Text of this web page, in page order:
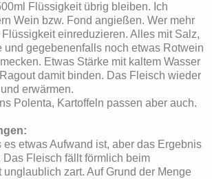
Flüssigkeit übrig bleiben. Ich
Wein bzw. Fond angießen. Wer mehr
einreduzieren. Alles mit Salz,
und gegebenenfalls noch etwas Rotwein
Etwas Stärke mit kaltem Wasser
damit binden. Das Fleisch wieder
erwärmen.
Polenta, Kartoffeln passen aber auch.
es etwas Aufwand ist, aber das Ergebnis
Das Fleisch fällt förmlich beim
zart. Auf Grund der Menge